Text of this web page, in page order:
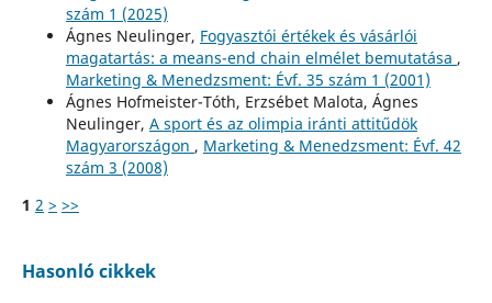
szám 1 (2025)
Ágnes Neulinger, Fogyasztói értékek és vásárlói
magatartás: a means-end chain elmélet bemutatása ,
Marketing & Menedzsment: Évf. 35 szám 1 (2001)
Ágnes Hofmeister-Tóth, Erzsébet Malota, Ágnes
Neulinger, A sport és az olimpia iránti attitűdök
Magyarországon , Marketing & Menedzsment: Évf. 42
szám 3 (2008)
1 2 > >>
Hasonló cikkek